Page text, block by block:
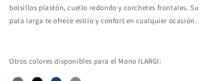
bolsillos plastón, cuello redondo y corchetes frontales. Su
pata larga te ofrece estilo y confort en cualquier ocasión.
Otros colores disponibles para el Mono ILARGI: